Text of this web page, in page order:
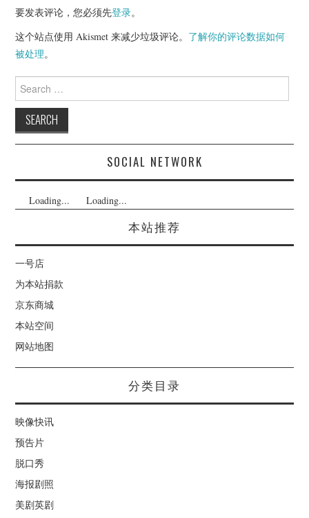
要发表评论，您必须先登录。
这个站点使用 Akismet 来减少垃圾评论。 了解你的评论数据如何
被处理。
Search
for:
SOCIAL NETWORK
Loading... Loading...
本站推荐
一号店
为本站捐款
京东商城
本站空间
网站地图
分类目录
映像快讯
预告片
脱口秀
海报剧照
美剧英剧